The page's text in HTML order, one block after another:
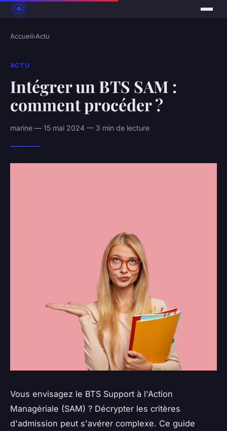
Accueil›Actu
ACTU
Intégrer un BTS SAM :
comment procéder ?
marine — 15 mai 2024 — 3 min de lecture
Vous envisagez le BTS Support à l'Action
Managériale (SAM) ? Décrypter les critères
d'admission peut s'avérer complexe. Ce guide